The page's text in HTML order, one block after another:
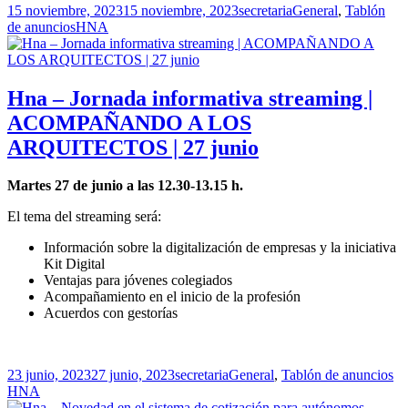
Publicado
el
15 noviembre, 202315 noviembre, 2023Autor
secretariaCategorías
General, Tablón
de anunciosEtiquetas
HNA
Hna – Jornada informativa streaming |
ACOMPAÑANDO A LOS
ARQUITECTOS | 27 junio
Martes 27 de junio a las 12.30-13.15 h.
El tema del streaming será:
Información sobre la digitalización de empresas y la iniciativa
Kit Digital
Ventajas para jóvenes colegiados
Acompañamiento en el inicio de la profesión
Acuerdos con gestorías
Publicado
el
23 junio, 202327 junio, 2023Autor
secretariaCategorías
General, Tablón de anuncios
HNA